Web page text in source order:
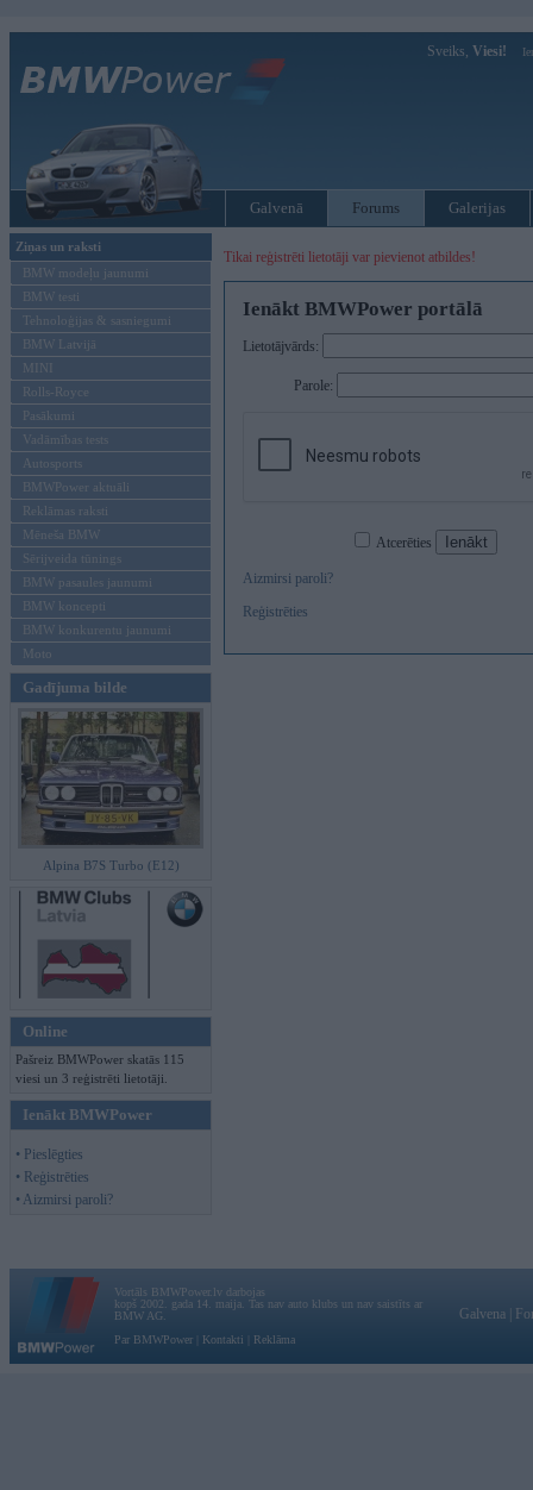
Sveiks, Viesi!
Galvenā Forums Galerijas
Ziņas un raksti
BMW modeļu jaunumi
BMW testi
Tehnoloģijas & sasniegumi
BMW Latvijā
MINI
Rolls-Royce
Pasākumi
Vadāmības tests
Autosports
BMWPower aktuāli
Reklāmas raksti
Mēneša BMW
Sērijveida tūnings
BMW pasaules jaunumi
BMW koncepti
BMW konkurentu jaunumi
Moto
Gadījuma bilde
Alpina B7S Turbo (E12)
Online
Pašreiz BMWPower skatās 115
viesi un 3 reģistrēti lietotāji.
Ienākt BMWPower
• Pieslēgties
• Reģistrēties
• Aizmirsi paroli?
Tikai reģistrēti lietotāji var pievienot atbildes!
Ienākt BMWPower portālā
Lietotājvārds:
Parole:
Atcerēties
Aizmirsi paroli?
Reģistrēties
Vortāls BMWPower.lv darbojas
kopš 2002. gada 14. maija. Tas nav auto klubs un nav saistīts ar
BMW AG.
Par BMWPower
Kontakti Reklāma
Galvena